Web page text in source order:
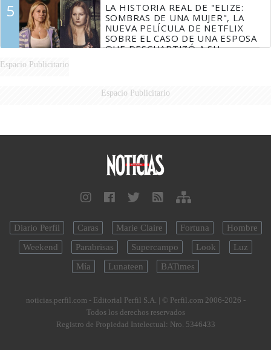
5
LA HISTORIA REAL DE "ELIZE:
SOMBRAS DE UNA MUJER", LA
NUEVA PELÍCULA DE NETFLIX
SOBRE EL CASO DE UNA ESPOSA
QUE DESCUARTIZÓ A SU
Espacio Publicitario
Espacio Publicitario
Diario Perfil Caras Marie Claire Fortuna
Hombre
Weekend
Parabrisas Supercampo Look
Luz
Mía
Lunateen BATimes
noticias.perfil.com - Editorial Perfil S.A. | © Perfil.com 2006-2026 -
Todos los derechos reservados
Registro de Propiedad Intelectual: Nro. 5346433